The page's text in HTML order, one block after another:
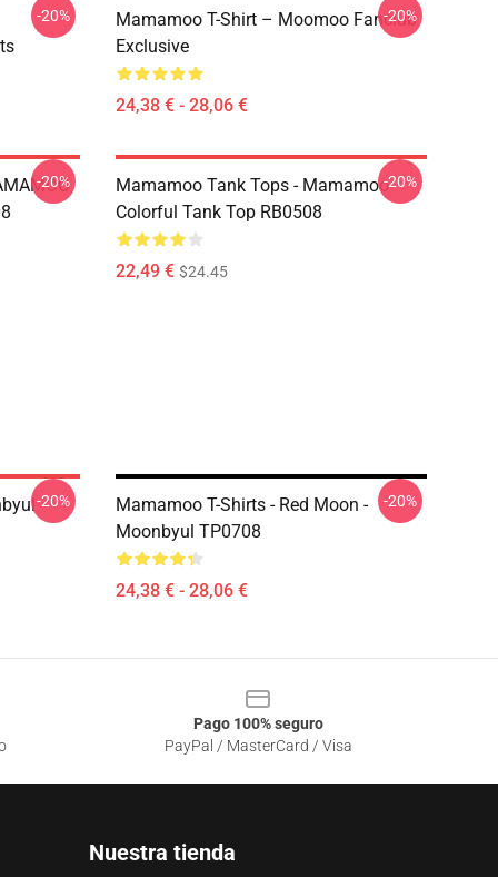
-20%
Mamamoo T-Shirt – Moomoo Fanclub
Exclusive
24,38 € - 28,06 €
-20%
-20%
Mamamoo Tank Tops - Mamamoo
Colorful Tank Top RB0508
22,49 € $24.45
-20%
-20%
Mamamoo T-Shirts - Red Moon -
Moonbyul TP0708
24,38 € - 28,06 €
-20%
Pago 100% seguro
PayPal / MasterCard / Visa
Nuestra tienda